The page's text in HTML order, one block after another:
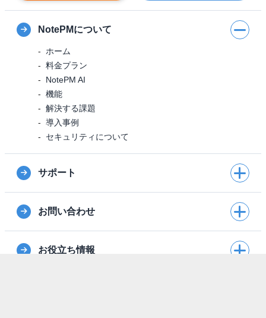
NotePMについて
ホーム
料金プラン
NotePM AI
機能
解決する課題
導入事例
セキュリティについて
サポート
お問い合わせ
お役立ち情報